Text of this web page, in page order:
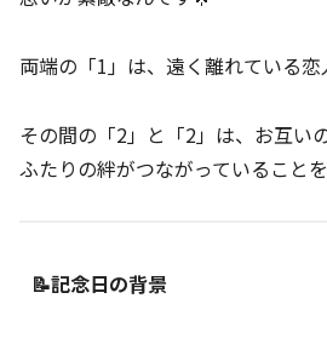
両端の「1」は、遠く離れている恋
その間の「2」と「2」は、お互い
ふたりの絆がつながっていること
📝記念日の背景